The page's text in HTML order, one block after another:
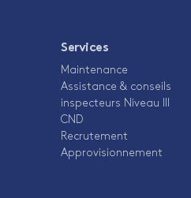
Services
Maintenance
Assistance & conseils
inspecteurs Niveau III
CND
Recrutement
Approvisionnement